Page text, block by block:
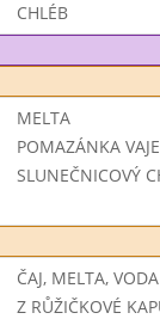
CHLÉB
MELTA
POMAZÁNKA
SLUNEČNICOVÝ
ČAJ, MELTA, VODA
Z RŮŽIČKOVÉ